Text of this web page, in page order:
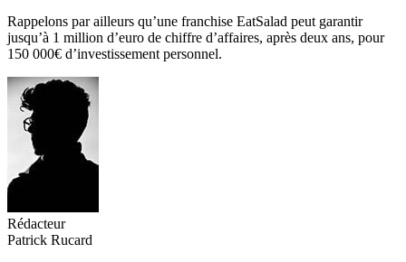
Rappelons par ailleurs qu’une franchise EatSalad peut garantir
jusqu’à 1 million d’euro de chiffre d’affaires, après deux ans, pour
150 000€ d’investissement personnel.
Rédacteur
Patrick Rucard